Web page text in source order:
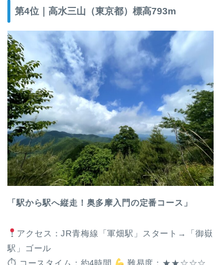
第4位｜高水三山（東京都）標高793m
「駅から駅へ縦走！奥多摩入門の定番コース」
アクセス：JR青梅線「軍畑駅」スタート→「御嶽
駅」ゴール
⏱ コースタイム：約4時間
難易度：★★☆☆☆